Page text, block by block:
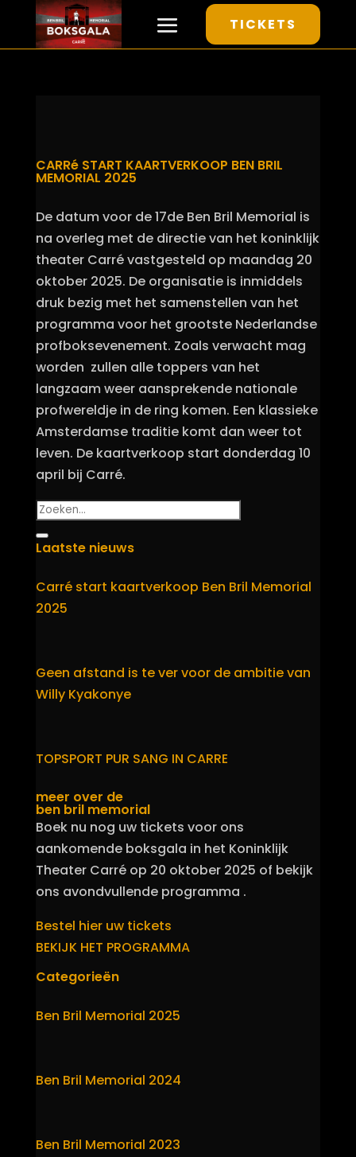
TICKETS
CARRé START KAARTVERKOOP BEN BRIL
MEMORIAL 2025
De datum voor de 17de Ben Bril Memorial is
na overleg met de directie van het koninklijk
theater Carré vastgesteld op maandag 20
oktober 2025. De organisatie is inmiddels
druk bezig met het samenstellen van het
programma voor het grootste Nederlandse
profboksevenement. Zoals verwacht mag
worden zullen alle toppers van het
langzaam weer aansprekende nationale
profwereldje in de ring komen. Een klassieke
Amsterdamse traditie komt dan weer tot
leven. De kaartverkoop start donderdag 10
april bij Carré.
Laatste nieuws
Carré start kaartverkoop Ben Bril Memorial
2025
Geen afstand is te ver voor de ambitie van
Willy Kyakonye
TOPSPORT PUR SANG IN CARRE
meer over de
ben bril memorial
Boek nu nog uw tickets voor ons
aankomende boksgala in het Koninklijk
Theater Carré op 20 oktober 2025 of bekijk
ons avondvullende programma .
Bestel hier uw tickets
BEKIJK HET PROGRAMMA
Categorieën
Ben Bril Memorial 2025
Ben Bril Memorial 2024
Ben Bril Memorial 2023